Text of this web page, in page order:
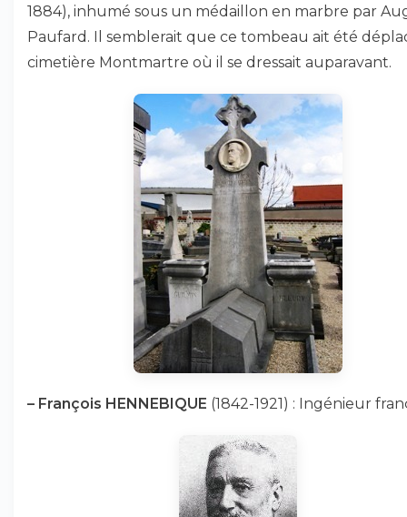
1884), inhumé sous un médaillon en marbre par
Paufard. Il semblerait que ce tombeau ait été
cimetière Montmartre où il se dressait auparavant.
– François HENNEBIQUE (1842-1921) : Ingénieur